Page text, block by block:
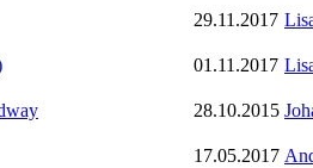
29.11.2017
01.11.2017
28.10.2015
17.05.2017